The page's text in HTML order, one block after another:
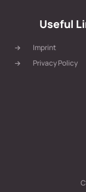
Useful
Imprint
Privacy Policy